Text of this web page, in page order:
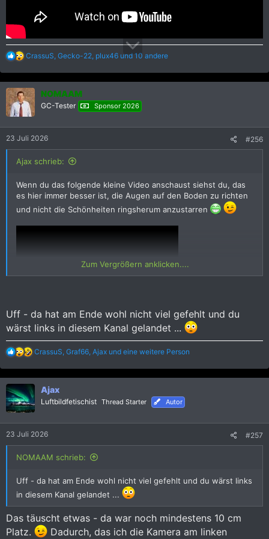
R
a
k
t
i
o
n
:
CrassuS, Gecko-22, plux46 und 10 andere
NOMAAM
GC-Tester Sponsor 2026
23 Juli 2026 #256
Ajax schrieb:
Wenn du das folgende kleine Video anschaust siehst du, das
es hier immer besser ist, die Augen auf den Boden zu richten
und nicht die Schönheiten ringsherum anzustarren
Zum Vergrößern anklicken....
Uff - da hat am Ende wohl nicht viel gefehlt und du
wärst links in diesem Kanal gelandet ...
R
a
k
t
i
o
n
:
CrassuS, Graf66, Ajax und eine weitere Person
Ajax
Luftbildfetischist Thread Starter Autor
23 Juli 2026 #257
NOMAAM schrieb:
Uff - da hat am Ende wohl nicht viel gefehlt und du wärst links
in diesem Kanal gelandet ...
Das täuscht etwas - da war noch mindestens 10 cm
Platz.
Dadurch, das ich die Kamera am linken